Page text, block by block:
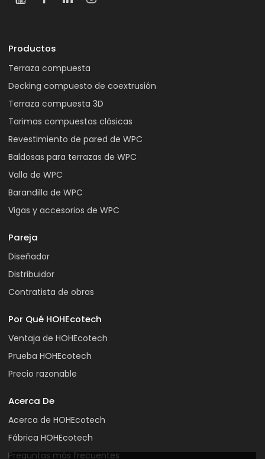
Productos
Terraza compuesta
Decking compuesto de coextrusión
Terraza compuesta 3D
Tarimas compuestas clásicas
Revestimiento de pared de WPC
Baldosas para terrazas de WPC
Valla de WPC
Barandilla de WPC
Vigas y accesorios de WPC
Pareja
Diseñador
Distribuidor
Contratista de obras
Por Qué HOHEcotech
Ventaja de HOHEcotech
Prueba HOHEcotech
Precio razonable
Acerca De
Acerca de HOHEcotech
Fábrica HOHEcotech
Preguntas más frecuentes